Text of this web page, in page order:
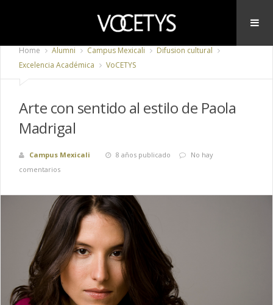
Home Alumni Campus Mexicali
Difusion cultural
Excelencia Académica
VoCETYS
Arte con sentido al estilo de Paola
Madrigal
Campus Mexicali 8 años publicado
No hay
comentarios